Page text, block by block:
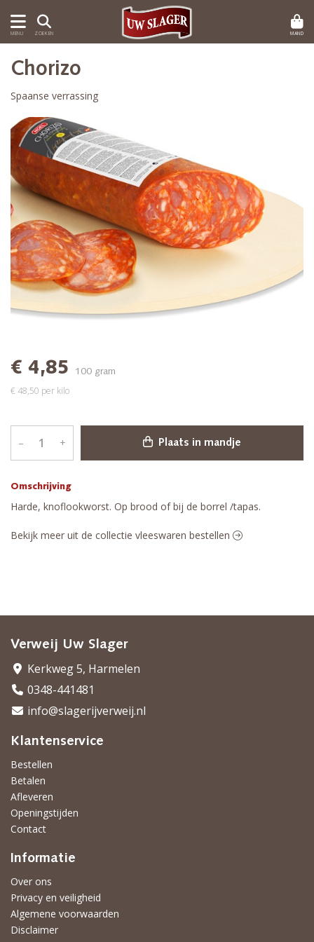
MENU ZOEKEN MAND
Omschrijving
Harde, knoflookworst. Op brood of bij de borrel /tapas.
Chorizo
Spaanse verrassing
€ 4,85 100 gram
€ 48,50 per kilo
– + Plaats in mandje
Bekijk meer uit de collectie vleeswaren bestellen
Verweij Uw Slager
Kerkweg 5, Harmelen
0348-441481
info@slagerijverweij.nl
Klantenservice
Bestellen
Betalen
Afleveren
Openingstijden
Contact
Informatie
Over ons
Privacy en veiligheid
Algemene voorwaarden
Disclaimer